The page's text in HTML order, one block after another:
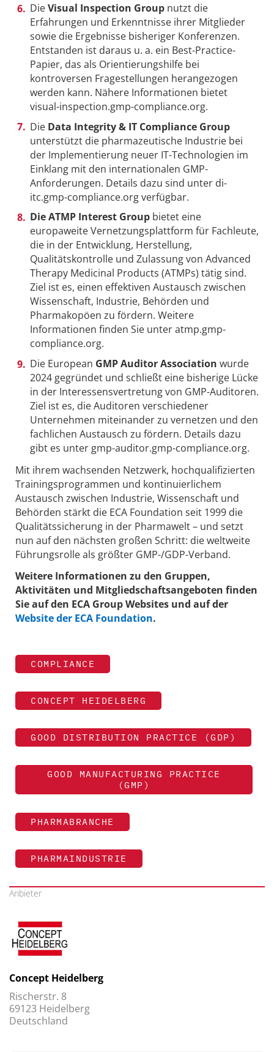
DieVisual Inspection Group nutzt die
Erfahrungen und Erkenntnisse ihrer Mitglieder
sowie die Ergebnisse bisheriger Konferenzen.
Entstanden ist daraus u. a. ein Best-Practice-
Papier, das als Orientierungshilfe bei
kontroversen Fragestellungen herangezogen
werden kann. Nähere Informationen bietet
visual-inspection.gmp-compliance.org.
Die Data Integrity & IT Compliance Group
unterstützt die pharmazeutische Industrie bei
der Implementierung neuer IT-Technologien im
Einklang mit den internationalen GMP-
Anforderungen. Details dazu sind unter di-
itc.gmp-compliance.org verfügbar.
Die ATMP Interest Group bietet eine
europaweite Vernetzungsplattform für Fachleute,
die in der Entwicklung, Herstellung,
Qualitätskontrolle und Zulassung von Advanced
Therapy Medicinal Products (ATMPs) tätig sind.
Ziel ist es, einen effektiven Austausch zwischen
Wissenschaft, Industrie, Behörden und
Pharmakopöen zu fördern. Weitere
Informationen finden Sie unter atmp.gmp-
compliance.org.
Die European GMP Auditor Association wurde
2024 gegründet und schließt eine bisherige Lücke
in der Interessensvertretung von GMP-Auditoren.
Ziel ist es, die Auditoren verschiedener
Unternehmen miteinander zu vernetzen und den
fachlichen Austausch zu fördern. Details dazu
gibt es unter gmp-auditor.gmp-compliance.org.
Mit ihrem wachsenden Netzwerk, hochqualifizierten
Trainingsprogrammen und kontinuierlichem
Austausch zwischen Industrie, Wissenschaft und
Behörden stärkt die ECA Foundation seit 1999 die
Qualitätssicherung in der Pharmawelt – und setzt
nun auf den nächsten großen Schritt: die weltweite
Führungsrolle als größter GMP-/GDP-Verband.
Weitere Informationen zu den Gruppen,
Aktivitäten und Mitgliedschaftsangeboten finden
Sie auf den ECA Group Websites und auf der
Website der ECA Foundation.
COMPLIANCE
CONCEPT HEIDELBERG
GOOD DISTRIBUTION PRACTICE (GDP)
GOOD MANUFACTURING PRACTICE
(GMP)
PHARMABRANCHE
PHARMAINDUSTRIE
Anbieter
Concept Heidelberg
Rischerstr. 8
69123 Heidelberg
Deutschland